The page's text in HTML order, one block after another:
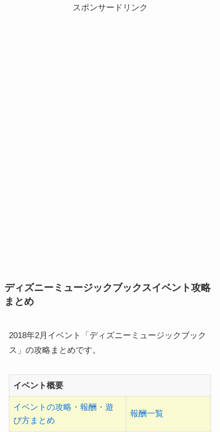
スポンサードリンク
ディズニーミュージックブックスイベント攻略
まとめ
2018年2月イベント「ディズニーミュージックブック
ス」の攻略まとめです。
イベント概要
イベントの攻略・報酬・遊
び方まとめ
報酬一覧